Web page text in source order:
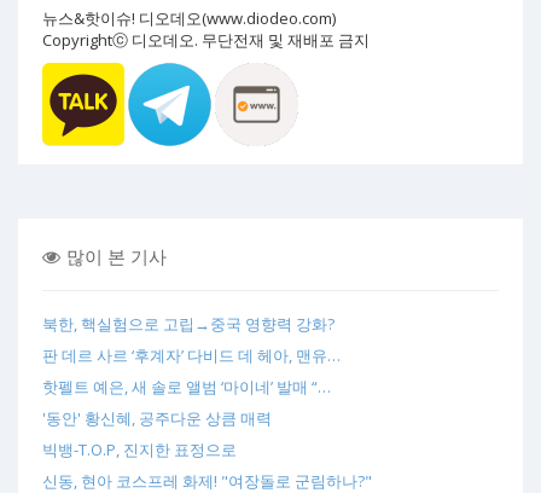
뉴스&핫이슈! 디오데오(www.diodeo.com)
Copyrightⓒ 디오데오. 무단전재 및 재배포 금지
많이 본 기사
북한, 핵실험으로 고립→중국 영향력 강화?
판 데르 사르 ‘후계자’ 다비드 데 헤아, 맨유…
핫펠트 예은, 새 솔로 앨범 ‘마이네’ 발매 “…
'동안' 황신혜, 공주다운 상큼 매력
빅뱅-T.O.P, 진지한 표정으로
신동, 현아 코스프레 화제! "여장돌로 군림하나?"